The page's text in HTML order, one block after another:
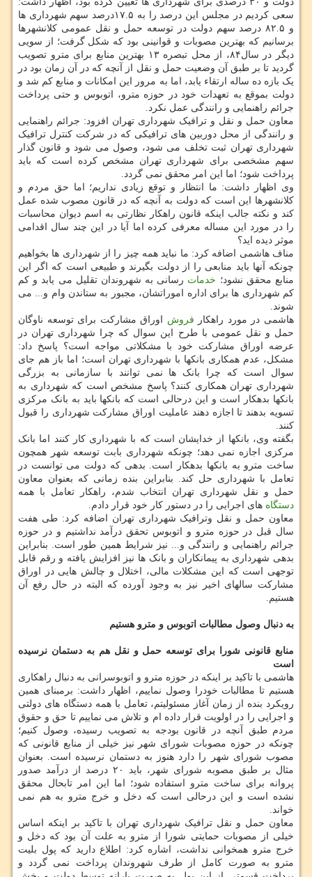
سعی کردیم در مجلس این درصد را به ۱۷.۵درصد سهم شهرداری ها
و ۸۲.۵ درصد سهم دولت در توسعه حمل و نقل عمومی کلانشهرها
برسانیم که بهترین مصوبات و قوانینی بود که شکل گرفت؛ از سویی
دیگر در سال۸۴، از محل تبصره ۱۳ بهترین منابع برای مترو تصویب
گردید تا بر طبق آن وضعیت حمل و نقل از آنچه که در آن زمان بود در
یک بازه ده ساله ارتقاء یابد، اما به مرور این امکانات و منابع کم شد و
دولت بموقع به تعهدات خود در حوزه مترو، اتوبوس و حتی پرداخت
جرائم راهنمایی و رانندگی عمل نکرد.
معاون حمل و نقل و ترافیک شهرداری تهران افزود: جرائم راهنمایی
و رانندگی از محل دوربین های ترافیکی که در شرکت کنترل ترافیک
شهرداری تهران ثبت تخلف می شود، وصول می شود و قانون گذار
سهم مشخصی برای شهرداری تهران مشخص کرده است که باید
پرداخت شود؛ اما این امر محقق نمی گردد.
وی اظهار داشت: ما انتظار و توقع زیادی نداریم؛ اما حق مردم و
کلانشهرها این است که دولت به آنچه که در قانون مصوب شده عمل
کند و نکته جالب اینکه قانون راهکار نظارتی به اسم دیوان محاسبات
را در مورد این مساله معرفی کرده اما آیا در این چند سال اقدامی
موثر دیده اید؟
مناف هاشمی اضافه کرد: ما نباید همه چیز را از شهرداری ها بخواهیم
چونکه آنها باید منابعی را از دولت بگیرند و طبیعی است که اگر این
منابع محقق نشود؛ خدمات رسانی به شهروندان تقلیل می یابد و کم
کم شهرداری ها برای اداره اموراتشان، مجبور به ستاندن وام و... می
شوند.
هاشمی در مورد راهکار فروش اوراق مشارکت برای توسعه ناوگان
حمل و نقل عمومی با طرح این سوال که چرا شهرداری تهران در
عرضه اوراق مشارکت خود با مشکلاتی مواجه است؟ پاسخ داد:
مشکل، عدم همکاری بانکها با شهرداری تهران است؛ اما باز هم جای
سوال است که چرا بانک ها نمی توانند با سازمانی به بزرگی
شهرداری تهران همکاری کنند؟ پاسخ مشخص است که شهرداری به
بانکها بدهکار است و این درحالی است که بانکها باید به بانک مرکزی
تسویه بدهند تا اجازه دهند عاملیت اوراق مشارکت شهرداری را قبول
کنند.
بگفته وی، بانکها از خدایشان است که با شهرداری کار کنند اما بانک
مرکزی اجازه نمی دهد؛ چونکه شهرداری بابت توسعه شهر همچون
ساخت مترو به بانکها بدهکار است. بدهی که دولت می توانست در
تعامل با شهرداری حل کند. بنابراین بنده زمانی که بعنوان معاون
حمل و نقل شهرداری تهران انتخاب شدم، راهکار تعامل با همه
دستگاه های اجرایی را در دستور کار خود قرار دادم.
معاون حمل و نقل وترافیک شهرداری تهران اضافه کرد: طی هفت
سال قبل در حوزه مترو و اتوبوس تحقق درآمد نداشتیم و در حوزه
جرائم راهنمایی و رانندگی و... نیز شرایط همین طور است. بنابراین
بدهی شهرداری به پیمانکاران و بانک ها نیز افزایش یافته و رقم قابل
توجهی است که این مشکلات مالی، اختلال و چالش هایی در اوراق
مشارکت سالهای اخیر نیز به وجود آورده که البته در حال رفع آن
هستیم.
به دنبال وصول مطالبات اتوبوس و مترو هستیم
منابع قانونی شورا برای توسعه حمل و نقل هم به دستمان نرسیده
است
هاشمی با تاکید بر اینکه در حوزه مترو و اتوبوسرانی به دنبال راهکاری
هستیم تا مطالبات خودرا وصول نماییم، اظهار داشت: برمبنای همین
رویکرد بنده از زمان آغاز مسئولیتم، تعامل با همه دستگاه های دولتی
و اجرایی را در اولویت قرار داده ام و تلاش می نماییم تا حق و حقوق
مردم طبق آنچه در قانون بودجه به تصویب رسیده، وصول کنیم؛
چونکه در حوزه مصوبات شورای شهر نیز خیلی از منابع قانونی که
مصوب شورای شهر را دارد هنوز به دستمان نرسیده است. بعنوان
مثال بر طبق مصوبه شورای شهر، باید ۲۰ درصد از درآمد صدور
پروانه برای ساخت مترو استفاده شود؛ اما این امر تابحال محقق
نشده است و این درحالی است که دخل و خرج مترو به هم نمی
خواند.
معاون حمل و نقل ترافیک شهرداری تهران با تاکید بر اینکه اساس
خیلی از مصوبات حمایتی شورا از مترو به علت آن بود که دخل و
خرج مترو همخوانی نداشت، اشاره کرد: اطلاع دارید که پول بلیت
مترو به صورت کامل از طرف شهروندان پرداخت نمی گردد و